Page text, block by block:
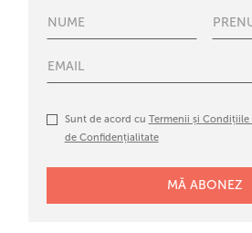
Sunt de acord cu Termenii și Condițiile
de Confidențialitate